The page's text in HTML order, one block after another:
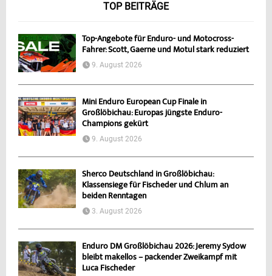
TOP BEITRÄGE
Top-Angebote für Enduro- und Motocross-
Fahrer: Scott, Gaerne und Motul stark reduziert
9. August 2026
Mini Enduro European Cup Finale in
Großlöbichau: Europas jüngste Enduro-
Champions gekürt
9. August 2026
Sherco Deutschland in Großlöbichau:
Klassensiege für Fischeder und Chlum an
beiden Renntagen
3. August 2026
Enduro DM Großlöbichau 2026: Jeremy Sydow
bleibt makellos – packender Zweikampf mit
Luca Fischeder